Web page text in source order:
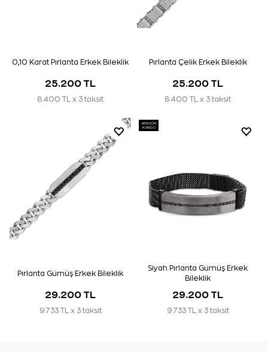
0,10 Karat Pırlanta Erkek Bileklik
25.200 TL
8.400 TL x 3 taksit
Pırlanta Çelik Erkek Bileklik
25.200 TL
8.400 TL x 3 taksit
Pırlanta Gümüş Erkek Bileklik
29.200 TL
9.733 TL x 3 taksit
AYNI GÜN
KARGO
Siyah Pırlanta Gümüş Erkek
Bileklik
29.200 TL
9.733 TL x 3 taksit